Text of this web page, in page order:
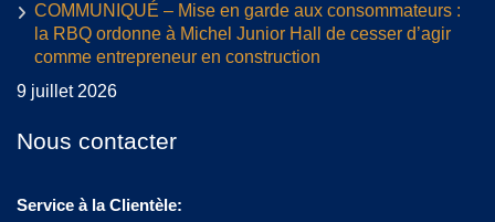
COMMUNIQUÉ – Mise en garde aux consommateurs :
la RBQ ordonne à Michel Junior Hall de cesser d’agir
comme entrepreneur en construction
9 juillet 2026
Nous contacter
Service à la Clientèle: